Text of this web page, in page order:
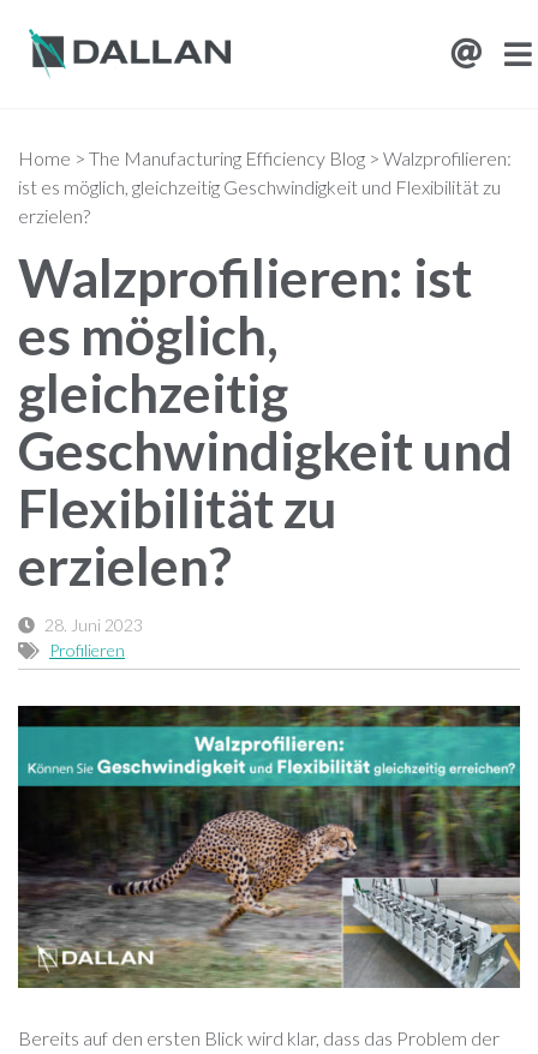
Home > The Manufacturing Efficiency Blog > Walzprofilieren:
ist es möglich, gleichzeitig Geschwindigkeit und Flexibilität zu
erzielen?
Walzprofilieren: ist
es möglich,
gleichzeitig
Geschwindigkeit und
Flexibilität zu
erzielen?
28. Juni 2023
Profilieren
Bereits auf den ersten Blick wird klar, dass das Problem der